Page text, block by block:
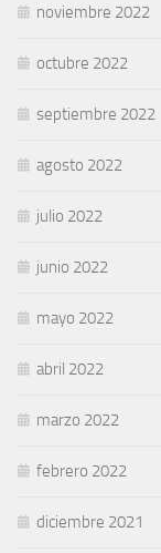
noviembre 2022
octubre 2022
septiembre 2022
agosto 2022
julio 2022
junio 2022
mayo 2022
abril 2022
marzo 2022
febrero 2022
diciembre 2021